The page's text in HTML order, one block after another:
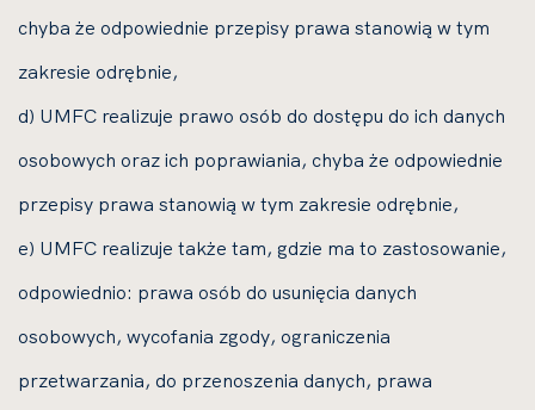
chyba że odpowiednie przepisy prawa stanowią w tym
zakresie odrębnie,
d) UMFC realizuje prawo osób do dostępu do ich danych
osobowych oraz ich poprawiania, chyba że odpowiednie
przepisy prawa stanowią w tym zakresie odrębnie,
e) UMFC realizuje także tam, gdzie ma to zastosowanie,
odpowiednio: prawa osób do usunięcia danych
osobowych, wycofania zgody, ograniczenia
przetwarzania, do przenoszenia danych, prawa